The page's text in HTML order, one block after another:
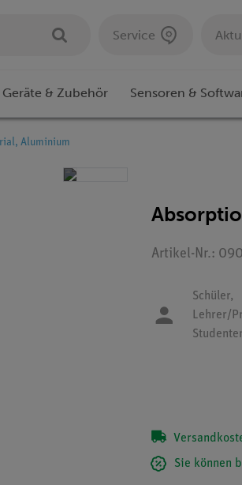
Service
Geräte & Zubehör Sensoren &
Aluminium
Artikel-Nr.:
Schüler,
Lehrer/
Sie können